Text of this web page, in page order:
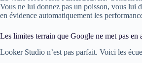
Vous ne lui donnez pas un poisson, vous lui
en évidence automatiquement les
Les limites terrain que Google ne met pas en
Looker Studio n’est pas parfait. Voici les